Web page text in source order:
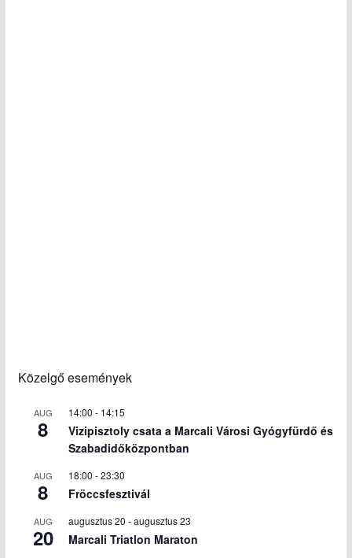
Közelgő események
AUG
8
14:00 - 14:15
Vizipisztoly csata a Marcali Városi Gyógyfürdő és
Szabadidőközpontban
AUG
8
18:00 -23:30
Fröccsfesztivál
AUG
20
augusztus 20 -augusztus 23
Marcali Triatlon Maraton